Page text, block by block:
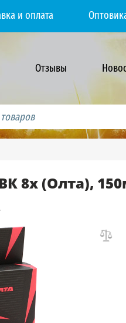
и оплата
Отзывы
8х (Олта),